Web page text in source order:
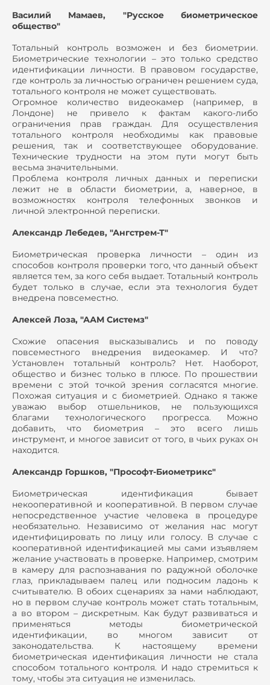
Василий Мамаев, "Русское биометрическое
общество"
Тотальный контроль возможен и без биометрии.
Биометрические технологии – это только средство
идентификации личности. В правовом государстве,
где контроль за личностью ограничен решением суда,
тотального контроля не может существовать.
Огромное количество видеокамер (например, в
Лондоне) не привело к фактам какого-либо
ограничения прав граждан. Для осуществления
тотального контроля необходимы как правовые
решения, так и соответствующее оборудование.
Технические трудности на этом пути могут быть
весьма значительными.
Проблема контроля личных данных и переписки
лежит не в области биометрии, а, наверное, в
возможностях контроля телефонных звонков и
личной электронной переписки.
Александр Лебедев, "Ангстрем-Т"
Биометрическая проверка личности – один из
способов контроля проверки того, что данный объект
является тем, за кого себя выдает. Тотальный контроль
будет только в случае, если эта технология будет
внедрена повсеместно.
Алексей Лоза, "ААМ Системз"
Схожие опасения высказывались и по поводу
повсеместного внедрения видеокамер. И что?
Установлен тотальный контроль? Нет. Наоборот,
общество и бизнес только в плюсе. По прошествии
времени с этой точкой зрения согласятся многие.
Похожая ситуация и с биометрией. Однако я также
уважаю выбор отшельников, не пользующихся
благами технологического прогресса. Можно
добавить, что биометрия – это всего лишь
инструмент, и многое зависит от того, в чьих руках он
находится.
Александр Горшков, "Прософт-Биометрикс"
Биометрическая идентификация бывает
некооперативной и кооперативной. В первом случае
непосредственное участие человека в процедуре
необязательно. Независимо от желания нас могут
идентифицировать по лицу или голосу. В случае с
кооперативной идентификацией мы сами изъявляем
желание участвовать в проверке. Например, смотрим
в камеру для распознавания по радужной оболочке
глаз, прикладываем палец или подносим ладонь к
считывателю. В обоих сценариях за нами наблюдают,
но в первом случае контроль может стать тотальным,
а во втором – дискретным. Как будут развиваться и
применяться методы биометрической
идентификации, во многом зависит от
законодательства. К настоящему времени
биометрическая идентификация личности не стала
способом тотального контроля. И надо стремиться к
тому, чтобы эта ситуация не изменилась.